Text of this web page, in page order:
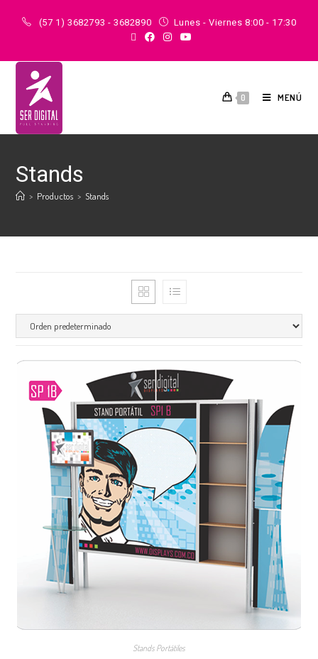
(57 1) 3682793 - 3682890 Lunes - Viernes 8:00 - 17:30
0 MENÚ
Stands
> Productos > Stands
Stands Portátiles